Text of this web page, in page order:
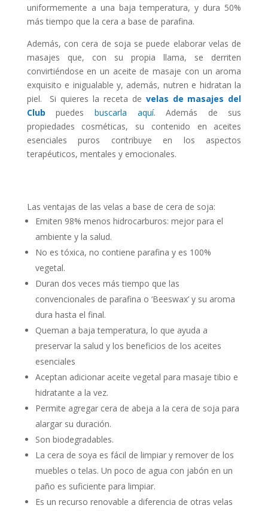
uniformemente a una baja temperatura, y dura 50%
más tiempo que la cera a base de parafina.
Además, con cera de soja se puede elaborar velas de
masajes que, con su propia llama, se derriten
convirtiéndose en un aceite de masaje con un aroma
exquisito e inigualable y, además, nutren e hidratan la
piel. Si quieres la receta de velas de masajes del
Club
puedes buscarla aquí. Además de sus
propiedades cosméticas, su contenido en aceites
esenciales puros contribuye en los aspectos
terapéuticos, mentales y emocionales.
Las ventajas de las velas a base de cera de soja:
Emiten 98% menos hidrocarburos: mejor para el
ambiente y la salud.
No es tóxica, no contiene parafina y es 100%
vegetal.
Duran dos veces más tiempo que las
convencionales de parafina o ‘Beeswax’ y su aroma
dura hasta el final.
Queman a baja temperatura, lo que ayuda a
preservar la salud y los beneficios de los aceites
esenciales
Aceptan adicionar aceite vegetal para masaje tibio e
hidratante a la vez.
Permite agregar cera de abeja a la cera de soja para
alargar su duración.
Son biodegradables.
La cera de soya es fácil de limpiar y remover de los
muebles o telas. Un poco de agua con jabón en un
paño es suficiente para limpiar.
Es un recurso renovable a diferencia de otras velas